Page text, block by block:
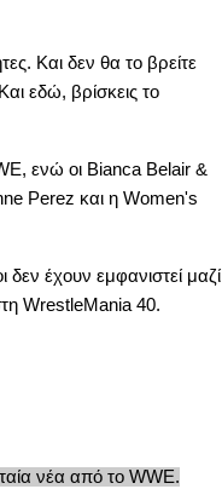
Και δεν θα το βρείτε
εδώ, βρίσκεις το
ενώ οι Bianca Belair &
Perez και η Women's
έχουν εμφανιστεί μαζί
WrestleMania 40.
νέα από το WWE.